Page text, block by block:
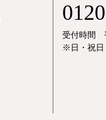
受付時間
※日・祝日